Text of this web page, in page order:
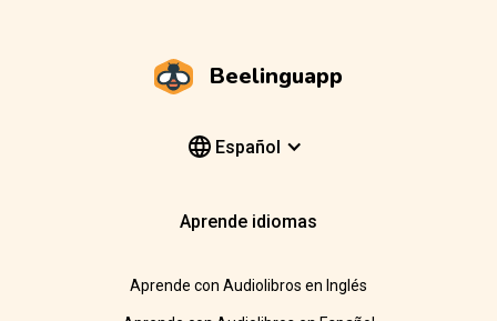
Beelinguapp
Español
Aprende idiomas
Aprende con Audiolibros en Inglés